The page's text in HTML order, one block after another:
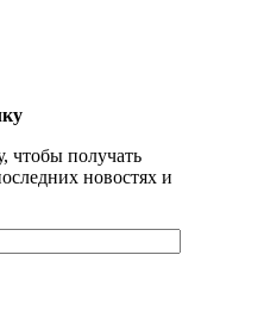
чтобы получать
новостях и